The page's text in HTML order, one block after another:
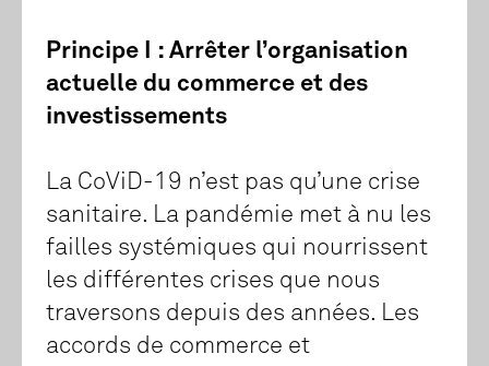
Principe I : Arrêter l’organisation
actuelle du commerce et des
investissements
La CoViD-19 n’est pas qu’une crise
sanitaire. La pandémie met à nu les
failles systémiques qui nourrissent
les différentes crises que nous
traversons depuis des années. Les
accords de commerce et